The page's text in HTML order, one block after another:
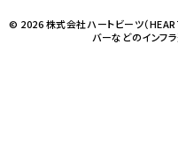
© 2026 株式会社ハートビーツ（
バーなどのインフ